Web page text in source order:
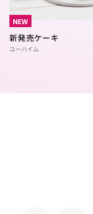
NEW
新発売ケーキ
ユーハイム